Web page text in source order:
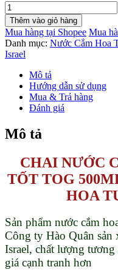
Nước
Cắm
Hoa
Tươi
Giá
Rẻ
(Chai
500ml)
TOG
dùng
bình
hoa
lượng
Thêm vào giỏ hàng
Mua hàng tại Shopee Mua
Danh mục: Nước Cắm Hoa
Israel
Mô tả
Hướng dẫn sử dụng
Mua & Trả hàng
Đánh giá
Mô tả
CHAI NƯỚC
TỐT TOG
HOA
Sản phẩm nước cắm
Công ty Hào Quân sản
Israel, chất lượng
giá cạnh tranh hơn